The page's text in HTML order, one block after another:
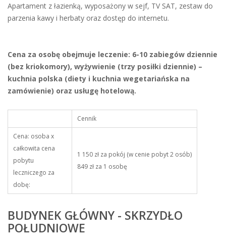
Apartament z łazienką, wyposażony w sejf, TV SAT, zestaw do
parzenia kawy i herbaty oraz dostęp do internetu.
Cena za osobę obejmuje leczenie: 6-10 zabiegów dziennie
(bez kriokomory), wyżywienie (trzy posiłki dziennie) –
kuchnia polska (diety i kuchnia wegetariańska na
zamówienie) oraz usługę hotelową.
Cennik
Cena: osoba x
całkowita cena
pobytu
leczniczego za
dobę:
1 150 zł za pokój (w cenie pobyt 2 osób)
849 zł za 1 osobę
BUDYNEK GŁÓWNY - SKRZYDŁO
POŁUDNIOWE